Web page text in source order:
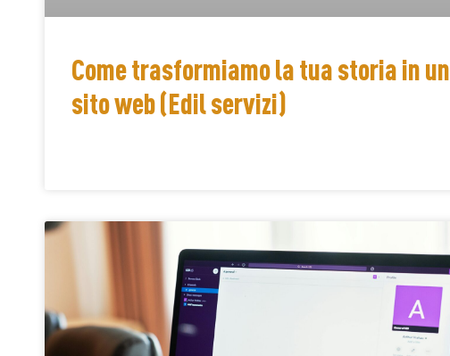
Come trasformiamo la tua storia in un
sito web (Edil servizi)